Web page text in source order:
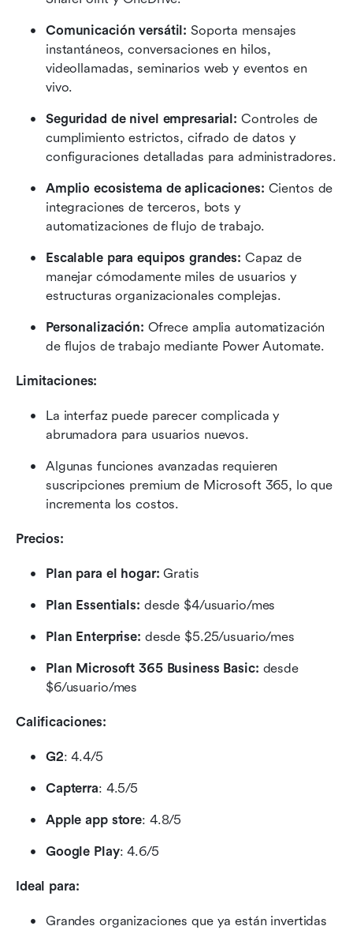
Comunicación versátil: Soporta mensajes
instantáneos, conversaciones en hilos,
videollamadas, seminarios web y eventos en
vivo.
Seguridad de nivel empresarial: Controles de
cumplimiento estrictos, cifrado de datos y
configuraciones detalladas para administradores.
Amplio ecosistema de aplicaciones: Cientos de
integraciones de terceros, bots y
automatizaciones de flujo de trabajo.
Escalable para equipos grandes: Capaz de
manejar cómodamente miles de usuarios y
estructuras organizacionales complejas.
Personalización: Ofrece amplia automatización
de flujos de trabajo mediante Power Automate.
Limitaciones:
La interfaz puede parecer complicada y
abrumadora para usuarios nuevos.
Algunas funciones avanzadas requieren
suscripciones premium de Microsoft 365, lo que
incrementa los costos.
Precios:
Plan para el hogar: Gratis
Plan Essentials: desde $4/usuario/mes
Plan Enterprise: desde $5.25/usuario/mes
Plan Microsoft 365 Business Basic: desde
$6/usuario/mes
Calificaciones:
G2: 4.4/5
Capterra: 4.5/5
Apple app store: 4.8/5
Google Play: 4.6/5
Ideal para:
Grandes organizaciones que ya están invertidas